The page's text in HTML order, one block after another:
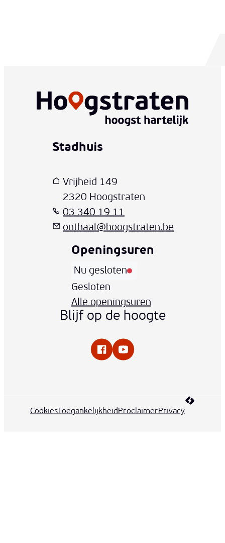
www-contact-text-name
Stadhuis
Adres
Vrijheid 149
,2320 Hoogstraten
03 340 19 11
E-mail
onthaal@hoogstraten.be
Openingsuren
Vandaag
Nu gesloten
Gesloten
Alle openingsuren
Blijf op de hoogte
FacebookYouTube
Cookies ToegankelijkheidProclaimerPrivacy
LCP nv